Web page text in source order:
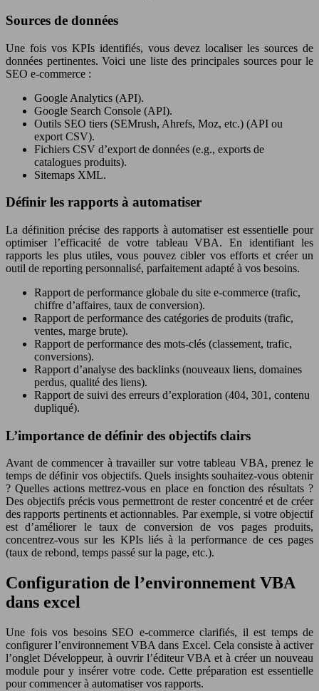
Sources de données
Une fois vos KPIs identifiés, vous devez localiser les sources de
données pertinentes. Voici une liste des principales sources pour le
SEO e-commerce :
Google Analytics (API).
Google Search Console (API).
Outils SEO tiers (SEMrush, Ahrefs, Moz, etc.) (API ou
export CSV).
Fichiers CSV d’export de données (e.g., exports de
catalogues produits).
Sitemaps XML.
Définir les rapports à automatiser
La définition précise des rapports à automatiser est essentielle pour
optimiser l’efficacité de votre tableau VBA. En identifiant les
rapports les plus utiles, vous pouvez cibler vos efforts et créer un
outil de reporting personnalisé, parfaitement adapté à vos besoins.
Rapport de performance globale du site e-commerce (trafic,
chiffre d’affaires, taux de conversion).
Rapport de performance des catégories de produits (trafic,
ventes, marge brute).
Rapport de performance des mots-clés (classement, trafic,
conversions).
Rapport d’analyse des backlinks (nouveaux liens, domaines
perdus, qualité des liens).
Rapport de suivi des erreurs d’exploration (404, 301, contenu
dupliqué).
L’importance de définir des objectifs clairs
Avant de commencer à travailler sur votre tableau VBA, prenez le
temps de définir vos objectifs. Quels insights souhaitez-vous obtenir
? Quelles actions mettrez-vous en place en fonction des résultats ?
Des objectifs précis vous permettront de rester concentré et de créer
des rapports pertinents et actionnables. Par exemple, si votre objectif
est d’améliorer le taux de conversion de vos pages produits,
concentrez-vous sur les KPIs liés à la performance de ces pages
(taux de rebond, temps passé sur la page, etc.).
Configuration de l’environnement VBA
dans excel
Une fois vos besoins SEO e-commerce clarifiés, il est temps de
configurer l’environnement VBA dans Excel. Cela consiste à activer
l’onglet Développeur, à ouvrir l’éditeur VBA et à créer un nouveau
module pour y insérer votre code. Cette préparation est essentielle
pour commencer à automatiser vos rapports.